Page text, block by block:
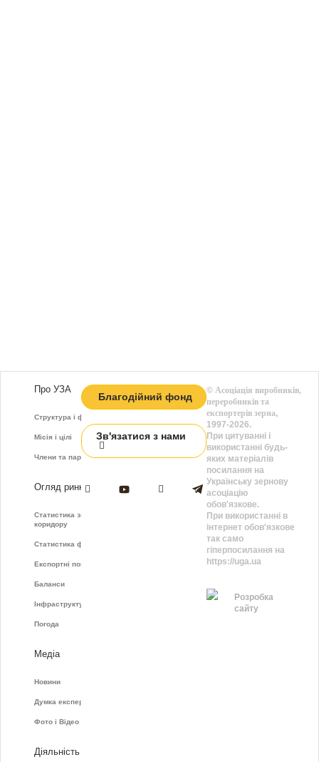
Про УЗА
Структура і функції
Місія і цілі
Члени та партнери
Огляд ринку
Статистика зернового
коридору
Статистика фрахту
Експортні показники
Баланси
Інфраструктура
Погода
Медіа
Новини
Думка експертів
Фото і Відео
Діяльність
Благодійний фонд
Зв'язатися з нами
©Асоціація виробників,
переробників та
експортерів зерна,
1997-2026.
При цитуванні і
використанні будь-
яких матеріалів
посилання на
Українську зернову
асоціацію
обов'язкове.
При використанні в
інтернет обов'язкове
так само
гіперпосилання на
https://uga.ua
Розробка
сайту